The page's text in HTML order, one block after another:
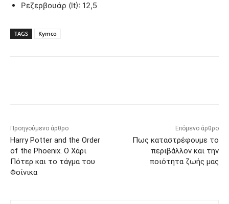
Ρεζερβουάρ (lt): 12,5
TAGS Kymco
Προηγούμενο άρθρο
Harry Potter and the Order
of the Phoenix. Ο Χάρι
Πότερ και το τάγμα του
Φοίνικα
Επόμενο άρθρο
Πως καταστρέφουμε το
περιβάλλον και την
ποιότητα ζωής μας